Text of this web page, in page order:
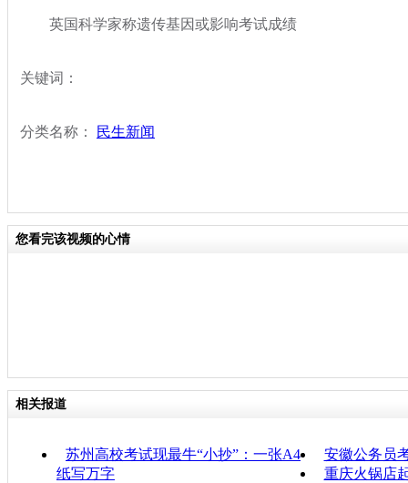
英国科学家称遗传基因或影响考试成绩
关键词：
分类名称： 民生新闻
您看完该视频的心情
相关报道
苏州高校考试现最牛“小抄”：一张A4
纸写万字
安徽公务员
重庆火锅店